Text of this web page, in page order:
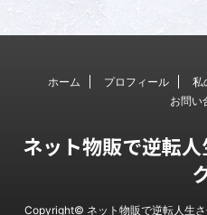
ホーム プロフィール 私
お問い
ネット物販で逆転
Copyright© ネット物販で逆転人生